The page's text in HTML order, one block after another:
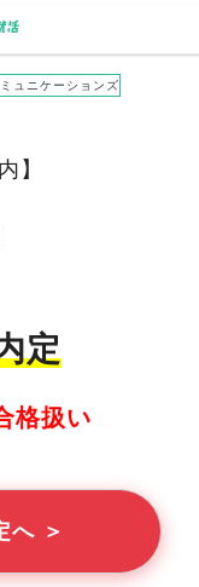
ュニケーションズ
】
定
格扱い
へ ＞